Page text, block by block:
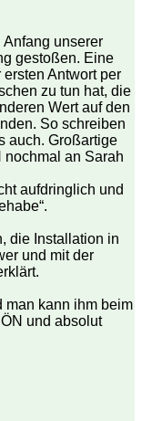
unserer
gestoßen. Eine
Antwort per
zu tun hat, die
Wert auf den
So schreiben
auch. Großartige
an Sarah
aufdringlich und
die Installation in
und mit der
man kann ihm beim
und absolut